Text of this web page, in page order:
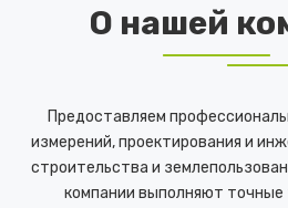
О нашей
Предоставляем
измерений, проектирования и
строительства и
компании выполняют точные